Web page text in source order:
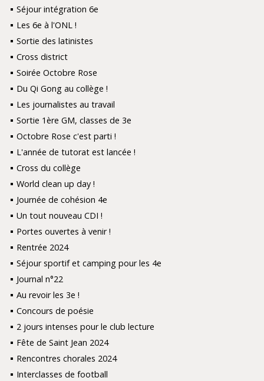
Séjour intégration 6e
Les 6e à l'ONL !
Sortie des latinistes
Cross district
Soirée Octobre Rose
Du Qi Gong au collège !
Les journalistes au travail
Sortie 1ère GM, classes de 3e
Octobre Rose c'est parti !
L'année de tutorat est lancée !
Cross du collège
World clean up day !
Journée de cohésion 4e
Un tout nouveau CDI !
Portes ouvertes à venir !
Rentrée 2024
Séjour sportif et camping pour les 4e
Journal n°22
Au revoir les 3e !
Concours de poésie
2 jours intenses pour le club lecture
Fête de Saint Jean 2024
Rencontres chorales 2024
Interclasses de football